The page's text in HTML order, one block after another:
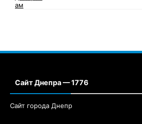
Сайт Днепра — 1776
Сайт города Днепр